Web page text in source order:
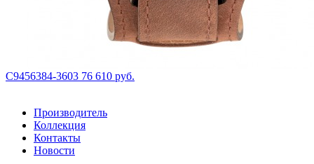
С9456384-3603 76 610 руб.
Производитель
Коллекция
Контакты
Новости